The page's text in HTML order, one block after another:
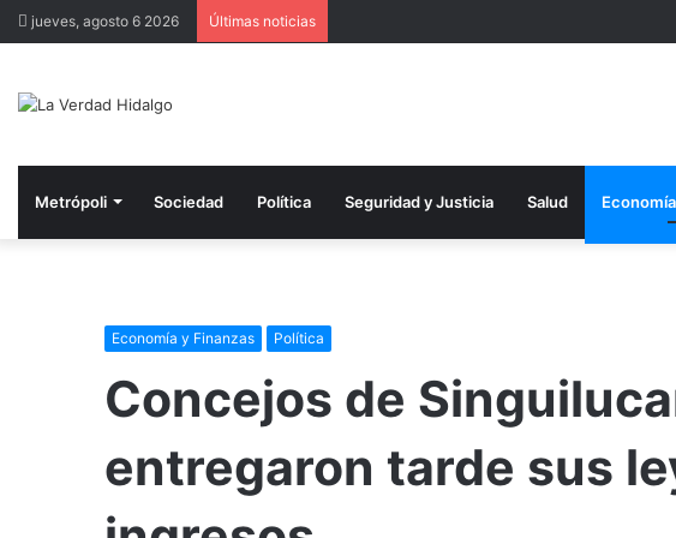
jueves, agosto 6 2026 Últimas noticias
Metrópoli Sociedad Política Seguridad y Justicia Salud
Economía y Finanzas Política
Concejos de
entregaron tarde sus